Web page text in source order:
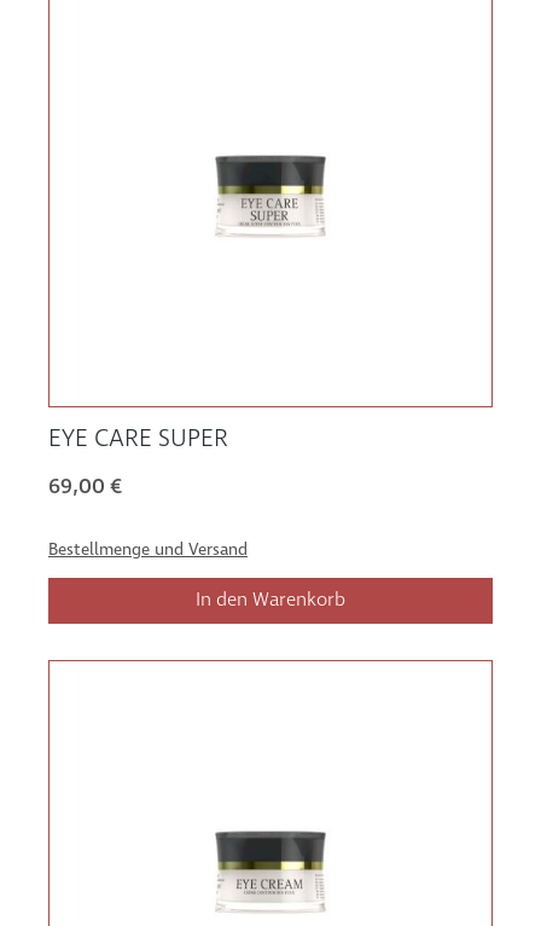
EYE CARE SUPER
69,00 €
Bestellmenge und Versand
In den Warenkorb